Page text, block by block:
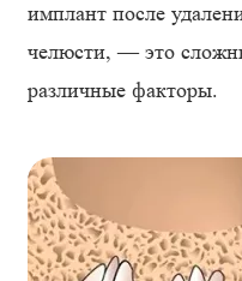
имплант после
челюсти, — это
различные факторы.